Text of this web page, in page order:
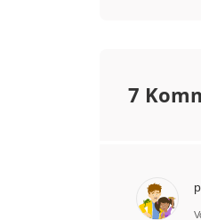
schwächt.
A×s/V×m
7